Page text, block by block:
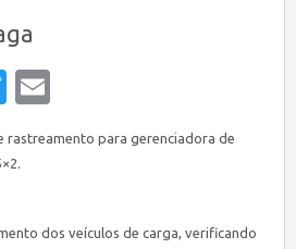
Twitter
rastreamento para gerenciadora de
dos veículos de carga, verificando